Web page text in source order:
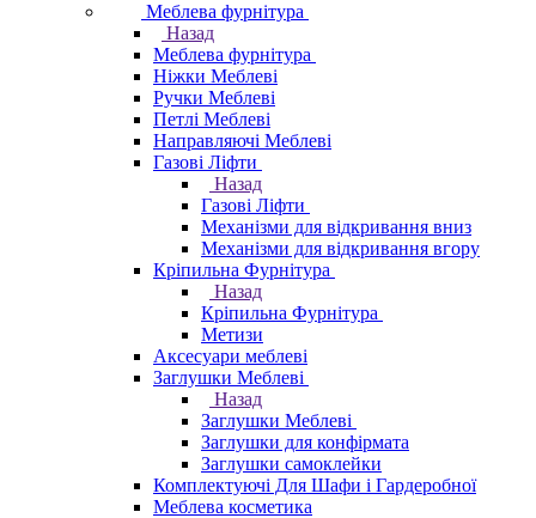
Меблева фурнітура
Назад
Меблева фурнітура
Ніжки Меблеві
Ручки Меблеві
Петлі Меблеві
Направляючі Меблеві
Газові Ліфти
Назад
Газові Ліфти
Механізми для відкривання вниз
Механізми для відкривання вгору
Кріпильна Фурнітура
Назад
Кріпильна Фурнітура
Метизи
Аксесуари меблеві
Заглушки Меблеві
Назад
Заглушки Меблеві
Заглушки для конфірмата
Заглушки самоклейки
Комплектуючі Для Шафи і Гардеробної
Меблева косметика